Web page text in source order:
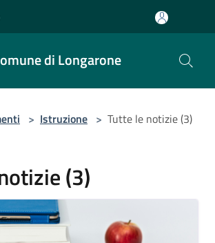
di Longarone
> Istruzione > Tutte le notizie (3)
(3)